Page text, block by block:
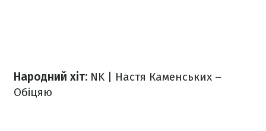
Народний хіт: NK | Настя Каменських –
Обіцяю